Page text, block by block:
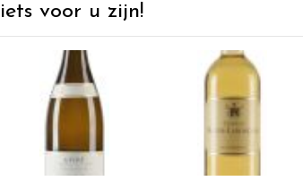
voor u zijn!